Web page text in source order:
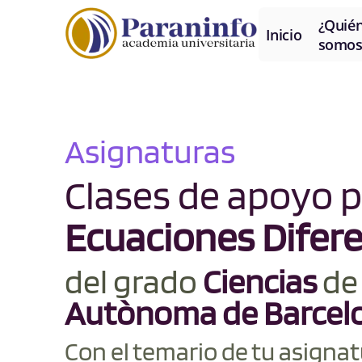
Inicio
Asignaturas
Clases de apoyo
Ecuaciones
del grado Cienciasde
Autònoma de
Con el temario de tu